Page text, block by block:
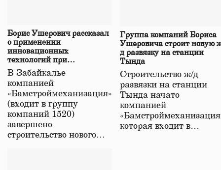
Борис Ушерович рассказал
о применении
инновационных
технологий при
строительстве нового моста
в Забайкалье
В Забайкалье
компанией
«Бамстроймеханизация»
(входит в группу
компаний 1520)
завершено
строительство нового…
Группа компаний Бориса
Ушеровича строит новую
д развязку на станции
Тында
Строительство ж/д
развязки на станции
Тында начато
компанией
которая входит в…